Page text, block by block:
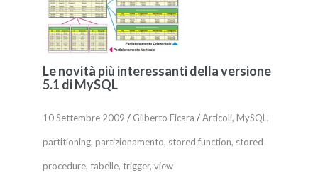
Le novità più interessanti della versione
5.1 di MySQL
10 Settembre 2009 / Gilberto Ficara /Articoli, MySQL,
partitioning, partizionamento, stored function, stored
procedure, tabelle, trigger, view